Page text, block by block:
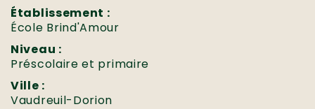
Établissement :
École Brind'Amour
Niveau :
Préscolaire et primaire
Ville :
Vaudreuil-Dorion